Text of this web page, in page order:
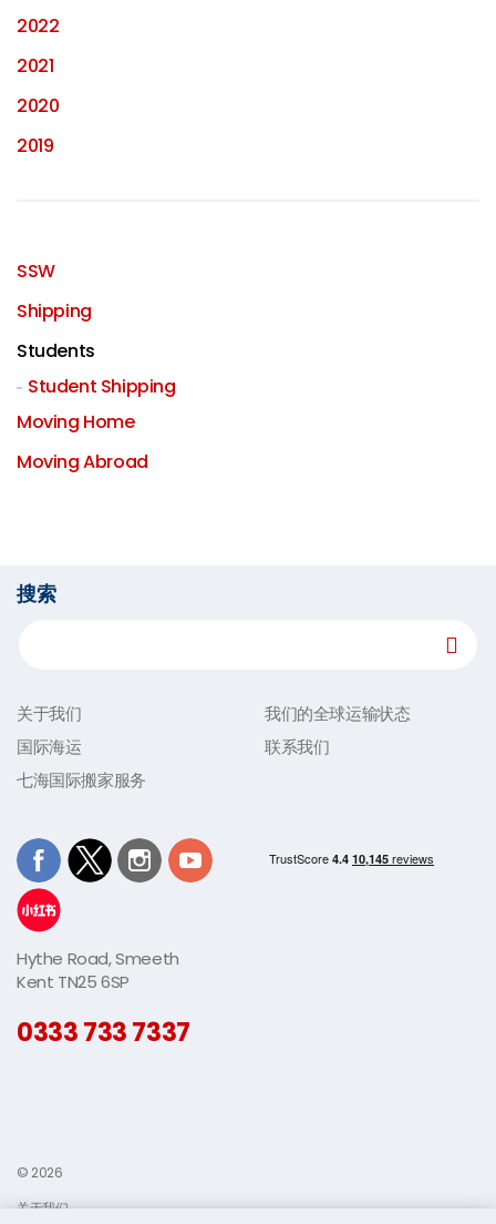
2022
2021
2020
2019
SSW
Shipping
Students
Student Shipping
Moving Home
Moving Abroad
搜索
关于我们
我们的全球运输状态
国际海运
联系我们
七海国际搬家服务
Hythe Road, Smeeth
Kent TN25 6SP
0333 733 7337
© 2026
关于我们